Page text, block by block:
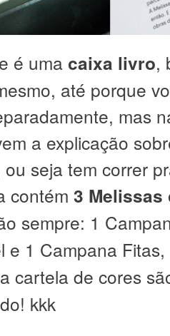
é uma caixa livro,
até porque
mas
a explicação
seja tem correr
contém 3
sempre: 1
e 1 Campana Fitas,
cartela de cores
kkk